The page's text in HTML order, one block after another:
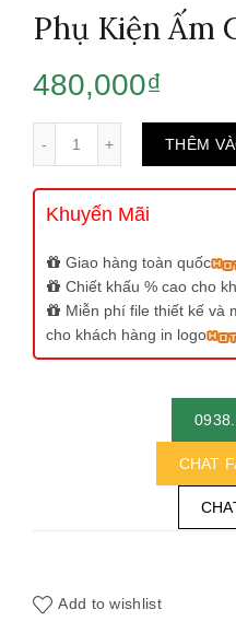
Phụ Kiện Ấm
480,000₫
THÊM
Khuyến Mãi
Giao hàng toàn quốc
Chiết khấu % cao cho
Miễn phí file thiết kế và
cho khách hàng in logo
CHAT
Add to wishlist